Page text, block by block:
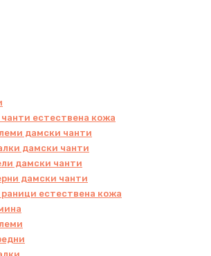
естествена кожа
дамски чанти
дамски чанти
дамски чанти
дамски чанти
естествена кожа